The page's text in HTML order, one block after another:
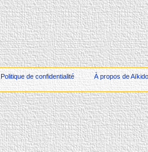
Politique de confidentialité À propos de